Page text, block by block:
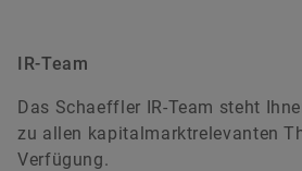
IR-Team
Das Schaeffler IR-Team steht
zu allen kapitalmarktrelevanten
Verfügung.